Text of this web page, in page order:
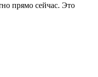
прямо сейчас. Это